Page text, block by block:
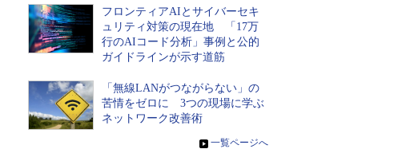
フロンティアAIとサイバーセキ
ュリティ対策の現在地 「17万
行のAIコード分析」事例と公的
ガイドラインが示す道筋
「無線LANがつながらない」の
苦情をゼロに 3つの現場に学ぶ
ネットワーク改善術
» 一覧ページへ